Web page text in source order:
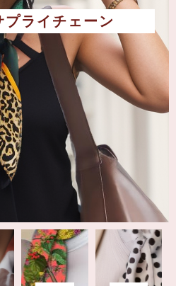
プライチェーン